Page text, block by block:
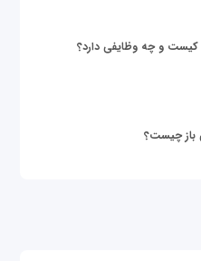
کیست و چه وظایفی دارد؟
باز چیست؟